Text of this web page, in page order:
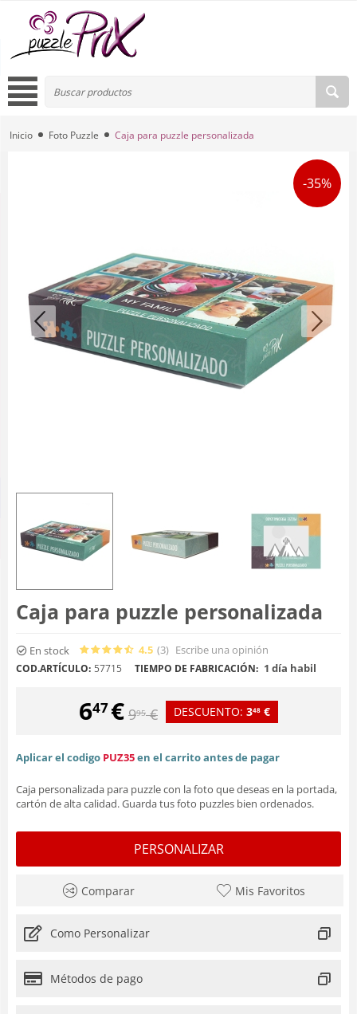
Inicio Foto Puzzle Caja para puzzle personalizada
-35%
Caja para puzzle personalizada
En stock 4.5 (3) Escribe una opinión
COD.ARTÍCULO: 57715 TIEMPO DE FABRICACIÓN: 1 día habil
647€ 995 € DESCUENTO: 348 €
Aplicar el codigo PUZ35en el carrito antes de pagar
Caja personalizada para puzzle con la foto que deseas en la portada,
cartón de alta calidad. Guarda tus foto puzzles bien ordenados.
PERSONALIZAR
Comparar Mis Favoritos
Como Personalizar
Métodos de pago